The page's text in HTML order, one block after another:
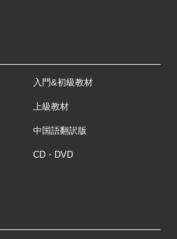
入門&初級教材
上級教材
中国語翻訳版
CD・DVD